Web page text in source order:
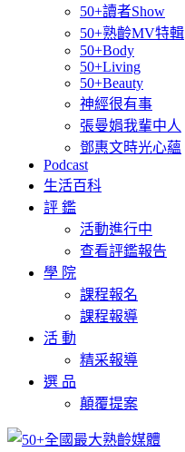
50+讀者Show
50+熟齡MV特輯
50+Body
50+Living
50+Beauty
神經很有事
張曼娟我輩中人
鄧惠文時光心蘊
Podcast
生活百科
評 鑑
活動進行中
查看評鑑報告
學 院
課程報名
課程報導
活 動
精采報導
選 品
顛覆提案